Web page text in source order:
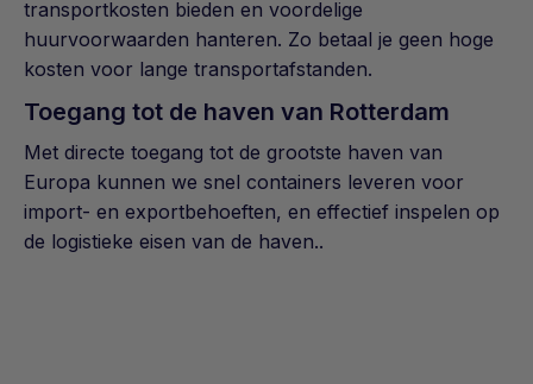
transportkosten bieden en voordelige
huurvoorwaarden hanteren. Zo betaal je geen hoge
kosten voor lange transportafstanden.
Toegang tot de haven van Rotterdam
Met directe toegang tot de grootste haven van
Europa kunnen we snel containers leveren voor
import- en exportbehoeften, en effectief inspelen op
de logistieke eisen van de haven..